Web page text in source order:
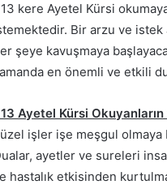
kere Ayetel Kürsi
Bir arzu ve istek
şeye kavuşmaya
en önemli ve etkili
Ayetel Kürsi Okuyanların
işler işe meşgul olmaya
ayetler ve sureleri
hastalık etkisinden